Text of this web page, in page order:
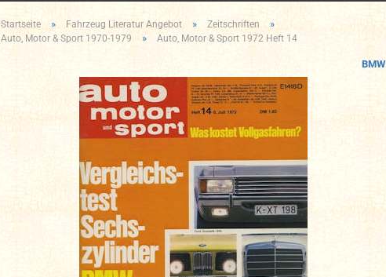
Startseite » Fahrzeug Literatur Angebot » Zeitschriften »
Auto, Motor & Sport 1970-1979 » Auto, Motor & Sport 1972 Heft 14
BMW